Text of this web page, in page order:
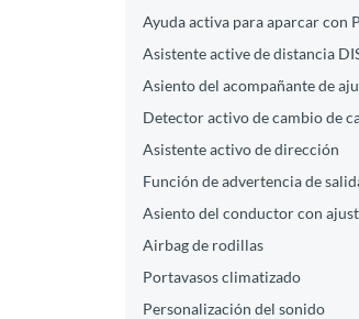
Ayuda activa para aparcar con
Asistente active de distancia
Asiento del acompañante de
Detector activo de cambio de
Asistente activo de dirección
Función de advertencia de
Asiento del conductor con
Airbag de rodillas
Portavasos climatizado
Personalización del sonido